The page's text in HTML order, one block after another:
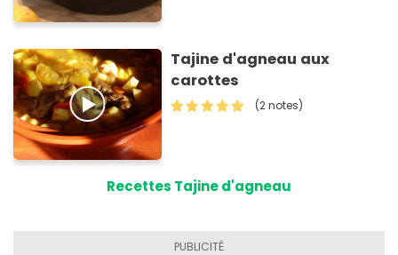
Tajine d'agneau aux
carottes
(2 notes)
Recettes Tajine d'agneau